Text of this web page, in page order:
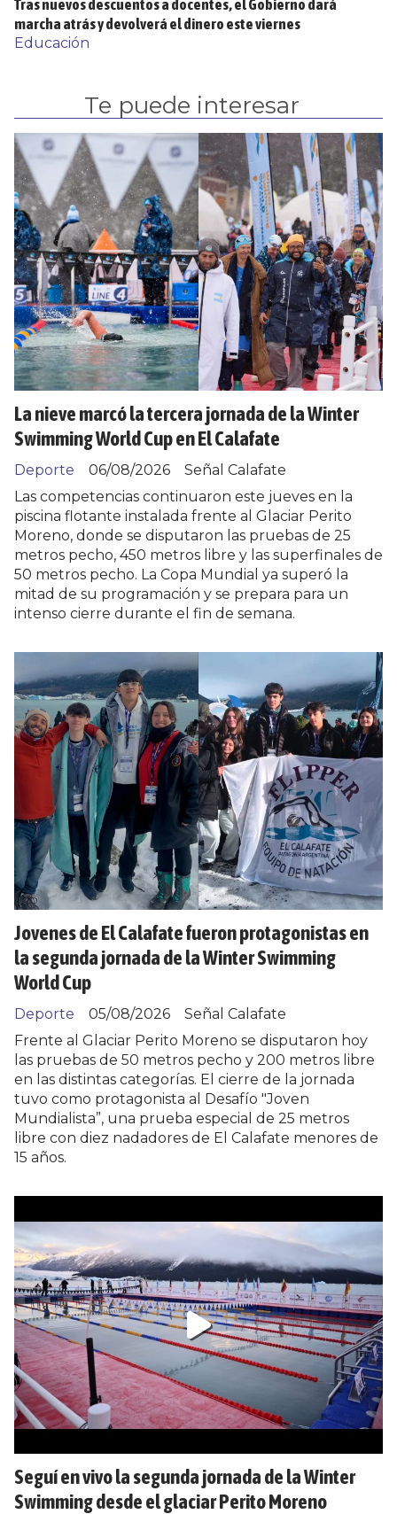
Tras nuevos descuentos a docentes, el Gobierno dará
marcha atrás y devolverá el dinero este viernes
Educación
Te puede interesar
La nieve marcó la tercera jornada de la Winter
Swimming World Cup en El Calafate
Señal Calafate
Deporte
06/08/2026
Las competencias continuaron este jueves en la
piscina flotante instalada frente al Glaciar Perito
Moreno, donde se disputaron las pruebas de 25
metros pecho, 450 metros libre y las superfinales de
50 metros pecho. La Copa Mundial ya superó la
mitad de su programación y se prepara para un
intenso cierre durante el fin de semana.
Jovenes de El Calafate fueron protagonistas en
la segunda jornada de la Winter Swimming
World Cup
Señal Calafate
Deporte
05/08/2026
Frente al Glaciar Perito Moreno se disputaron hoy
las pruebas de 50 metros pecho y 200 metros libre
en las distintas categorías. El cierre de la jornada
tuvo como protagonista al Desafío "Joven
Mundialista”, una prueba especial de 25 metros
libre con diez nadadores de El Calafate menores de
15 años.
Seguí en vivo la segunda jornada de la Winter
Swimming desde el glaciar Perito Moreno